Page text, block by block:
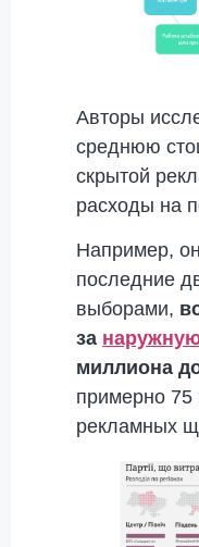
Авторы
среднюю
скрытой
расходы на
Например,
последние
выборами,
за
миллиона
примерно 75
рекламных